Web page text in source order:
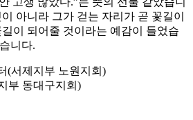
아니라 그가 걷는 자리가 곧 꽃길이
이 되어줄 것이라는 예감이 들었습
니다.
(서제지부 노원지회)
부 동대구지회)